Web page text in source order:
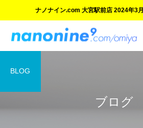
ナノナイン.com 大宮駅前店 2024年3
ブログ
BLOG